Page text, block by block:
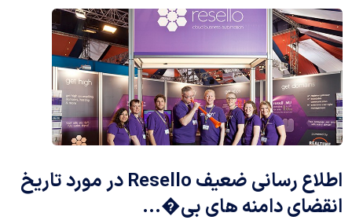
اطلاع رسانی ضعیف Resello در مورد تاریخ
انقضای دامنه های بی�...